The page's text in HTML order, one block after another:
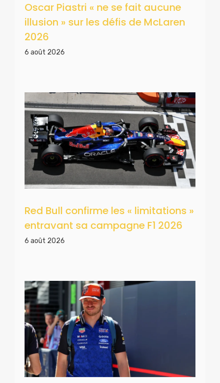
Oscar Piastri « ne se fait aucune
illusion » sur les défis de McLaren
2026
6 août 2026
Red Bull confirme les « limitations »
entravant sa campagne F1 2026
6 août 2026